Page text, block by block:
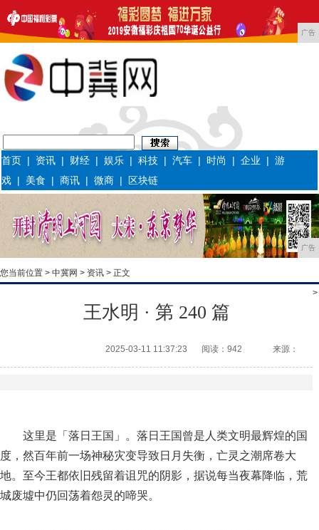
广告
首页 | 资讯 | 财经 |娱乐 |科技 |汽车 | 时尚 |企业 |游
戏 | 美食 |商讯 |微商 | 区块链
广告
您当前位置 > 中冀网 > 资讯 > 正文
>
王水明 · 第 240 篇
2025-03-11 11:37:23 阅读：942 来源：
这里是「落日王国」。落日王国曾是人类文明最辉煌的国
度，然百年前一场神秘灾变导致日月失衡，亡灵之潮席卷大
地。至今王都依旧残留着诅咒的阴影，据说每当夜幕降临，荒
城废墟中仍回荡着怨灵的啼哭。